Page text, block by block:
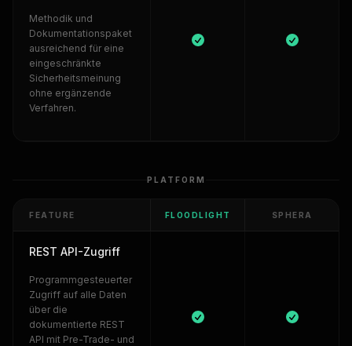
Methodik und
Dokumentationspaket
ausreichend für eine
eingeschränkte
Sicherheitsmeinung
ohne ergänzende
Verfahren.
PLATFORM
FEATURE FLOODLIGHT SPHERA
REST API-Zugriff
Programmgesteuerter
Zugriff auf alle Daten
über die
dokumentierte REST
API mit Pre-Trade- und